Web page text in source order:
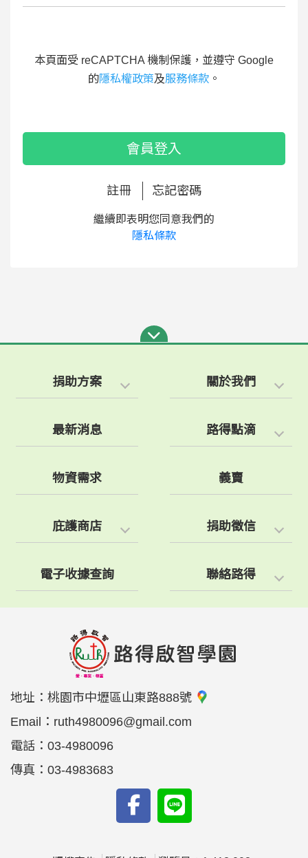
本頁面受 reCAPTCHA 機制保護，並遵守 Google
的隱私權政策及服務條款 。
會員登入
註冊 忘記密碼
繼續即表明您同意我們的
隱私條款
捐助方案 關於我們
最新消息 路得點滴
物資需求 義賣
庇護商店 捐助徵信
電子收據查詢 聯絡路得
地址： 桃園市中壢區山東路888號
Email： ruth4980096@gmail.com
電話： 03-4980096
傳真： 03-4983683